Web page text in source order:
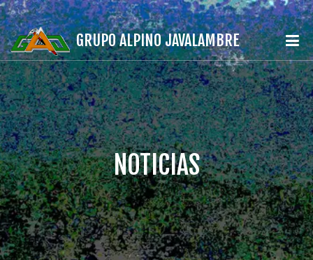
GRUPO ALPINO JAVALAMBRE
NOTICIAS